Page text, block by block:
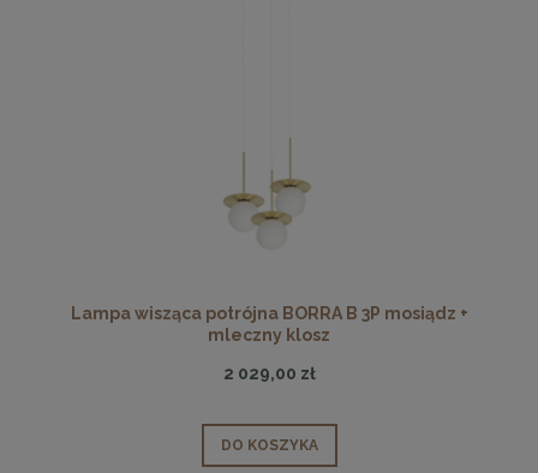
Lampa wisząca potrójna BORRA B 3P mosiądz +
mleczny klosz
2 029,00 zł
DO KOSZYKA